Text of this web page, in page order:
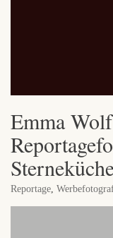
Emma
Reportage